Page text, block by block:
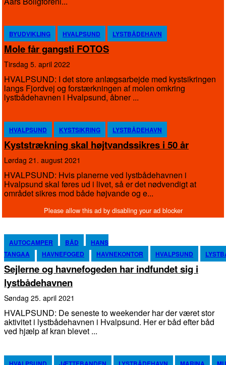
BYUDVIKLING HVALPSUND LYSTBÅDEHAVN
Mole får gangsti FOTOS
tirsdag 5. april 2022
HVALPSUND: I det store anlægsarbejde med kystsikringen
langs Fjordvej og forstærkningen af molen omkring
lystbådehavnen i Hvalpsund, åbner ...
HVALPSUND KYSTSIKRING LYSTBÅDEHAVN
Kyststrækning skal højtvandssikres i 50 år
lørdag 21. august 2021
HVALPSUND: Hvis planerne ved lystbådehavnen i
Hvalpsund skal føres ud i livet, så er det nødvendigt at
området sikres mod både højvande og e...
AUTOCAMPER BÅD
HANS
TANGAA
HAVNEFOGED HAVNEKONTOR HVALPSUND
Sejlerne og havnefogeden har indfundet sig i
lystbådehavnen
søndag 25. april 2021
HVALPSUND: De seneste to weekender har der været stor
aktivitet i lystbådehavnen i Hvalpsund. Her er båd efter båd
ved hjælp af kran blevet ...